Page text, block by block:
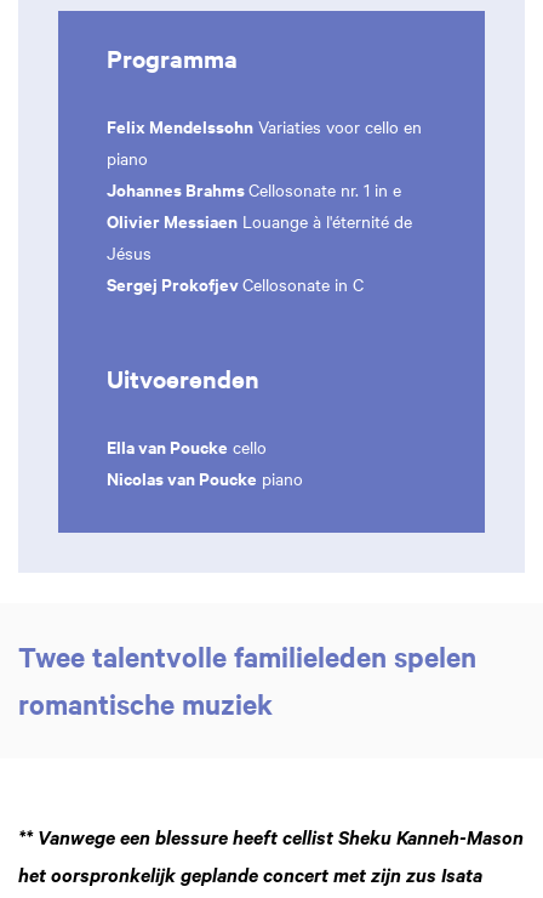
Programma
Felix Mendelssohn Variaties voor cello en
piano
Johannes BrahmsCellosonate nr. 1 in e
Olivier Messiaen Louange à l'éternité de
Jésus
Sergej ProkofjevCellosonate in C
Uitvoerenden
Ella van Poucke cello
Nicolas van Poucke piano
Twee talentvolle familieleden spelen
romantische muziek
** Vanwege een blessure heeft cellist Sheku Kanneh-Mason
het oorspronkelijk geplande concert met zijn zus Isata